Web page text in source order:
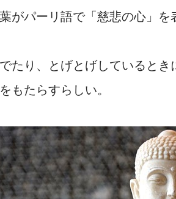
がパーリ語で「慈悲の心」を
たり、とげとげしていると
もたらすらしい。